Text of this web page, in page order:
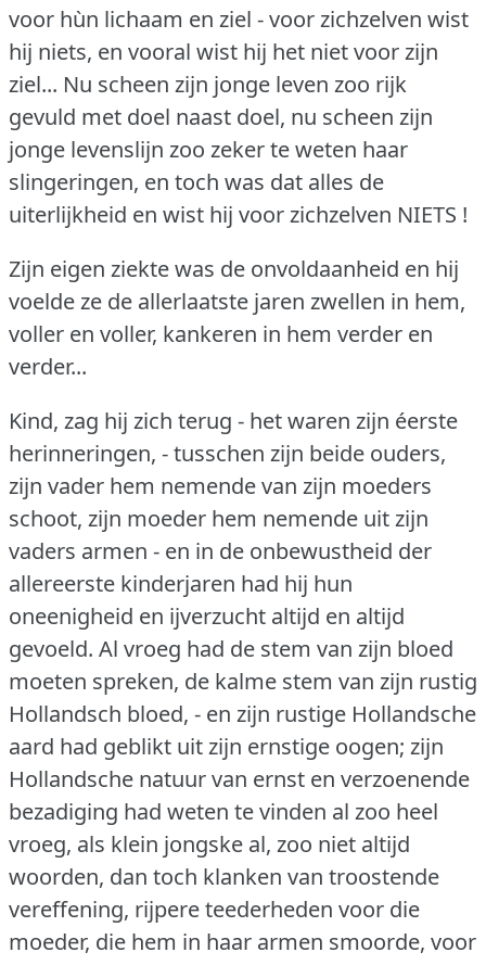
voor hùn lichaam en ziel - voor zichzelven wist
hij niets, en vooral wist hij het niet voor zijn
ziel... Nu scheen zijn jonge leven zoo rijk
gevuld met doel naast doel, nu scheen zijn
jonge levenslijn zoo zeker te weten haar
slingeringen, en toch was dat alles de
uiterlijkheid en wist hij voor zichzelven NIETS !
Zijn eigen ziekte was de onvoldaanheid en hij
voelde ze de allerlaatste jaren zwellen in hem,
voller en voller, kankeren in hem verder en
verder...
Kind, zag hij zich terug - het waren zijn éerste
herinneringen, - tusschen zijn beide ouders,
zijn vader hem nemende van zijn moeders
schoot, zijn moeder hem nemende uit zijn
vaders armen - en in de onbewustheid der
allereerste kinderjaren had hij hun
oneenigheid en ijverzucht altijd en altijd
gevoeld. Al vroeg had de stem van zijn bloed
moeten spreken, de kalme stem van zijn rustig
Hollandsch bloed, - en zijn rustige Hollandsche
aard had geblikt uit zijn ernstige oogen; zijn
Hollandsche natuur van ernst en verzoenende
bezadiging had weten te vinden al zoo heel
vroeg, als klein jongske al, zoo niet altijd
woorden, dan toch klanken van troostende
vereffening, rijpere teederheden voor die
moeder, die hem in haar armen smoorde, voor